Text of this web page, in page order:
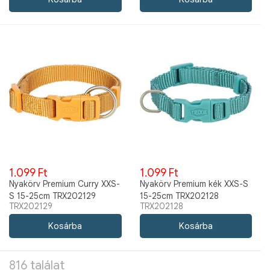
1.099 Ft
Nyakörv Premium Curry XXS-
S 15-25cm TRX202129
TRX202129
1.099 Ft
Nyakörv Premium kék XXS-S
15-25cm TRX202128
TRX202128
816 találat